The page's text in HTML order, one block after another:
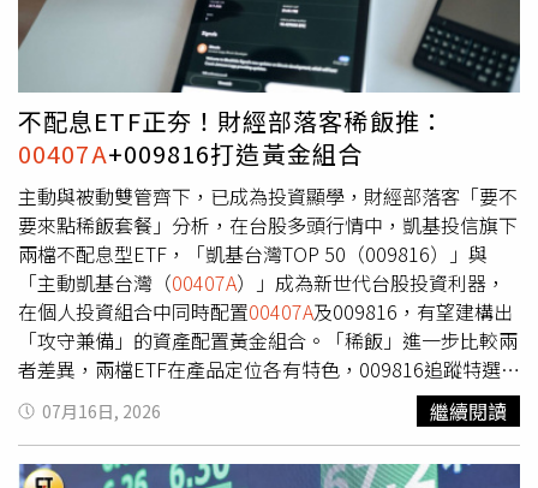
（00407A ），陳重銘表示， 00407A
是台灣首檔採「不配
息」設計的主動式台股ETF，不配息並非股息消失，而是將
股息留在基金資產，再持續買進好股票，讓複利效果更完
整。另外，00407A不追蹤特定指數，而是由專業投研團隊
透過人機協作方式主動選股。因此主動型ETF就非常考驗經
理人的操作功力，拿7月17日股市大逃殺來比較一下，
00407A下跌6.94%，勝過00981A(-8.7%)、
00403A(-7.39%)、00993A(-8.46%)、00405A(-8.18%)，展
現相對抗跌能力。陳重銘認為，影響股市最大的往往不是基
本面，而是投資人的「貪婪」與「恐慌」。台股從四月3萬
點出頭，一路在六月飆至4.8萬點，「貪婪」的情緒反而讓
你不斷的追高。如今股市的重挫，「恐慌」的人性也會誘導
你賣出手中的好股票他強調，想要在股市中賺錢，要先學會
「反人性」，大漲時你要「人取我棄」，獲利出場；大跌時
則要反過來「人棄我取」，開心撿便宜。
00407A可謂生不
逢時，從6/25上市後碰到大盤重挫3,584點，目前股價剩下
不配息ETF正夯！財經部落客稀飯推：
00407A+009816打造黃金組合
主動與被動雙管齊下，已成為投資顯學，財經部落客「要不
要來點稀飯套餐」分析，在台股多頭行情中，凱基投信旗下
兩檔不配息型ETF，「凱基台灣TOP 50（009816）」與
「主動凱基台灣（00407A）」成為新世代台股投資利器，
在個人投資組合中同時配置00407A及009816，有望建構出
「攻守兼備」的資產配置黃金組合。「稀飯」進一步比較兩
者差異，兩檔ETF在產品定位各有特色，009816追蹤特選臺
灣TOP 50指數，成分股為50檔，每年進行4次審核，經理費
僅0.07%、管理費0.027%，內扣成本極具優勢，目前規模
已達1599.81億元；而00407A則屬於主動式ETF，由經理團
07月16日, 2026 繼續閱讀